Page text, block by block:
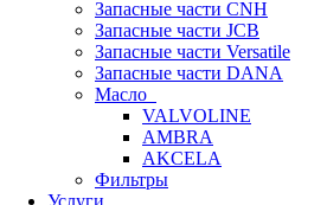
Запасные части CNH
Запасные части JCB
Запасные части Versatile
Запасные части DANA
Масло
VALVOLINE
AMBRA
AKCELA
Фильтры
Услуги